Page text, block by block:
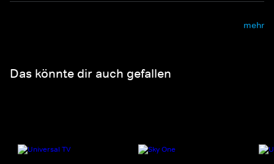
mehr
Das könnte dir auch gefallen